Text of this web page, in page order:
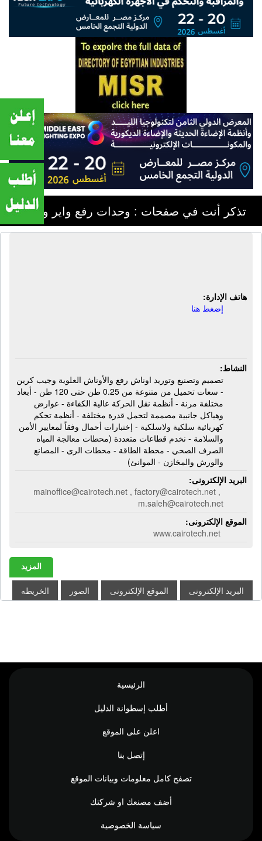
تذكر أنت في صفحات : وحدات رفع واير وجنزير
هاتف الإدارة:
إضغط هنا
النشاط:
تصميم وتصنيع وتوريد اوناش رفع والأوناش العلوية وجيب كرين
- سعات تحميل من متنوعة من 0.25 طن حتى 120 طن - أبعاد
مختلفة مرنة - أنظمة نقل الحركة عالية الكفاءة - عوارض
وهياكل جانبية مصممة لتحمل قدرة مختلفة - أنظمة تحكم
كهربائية سلكية ولاسلكية - إختبارات أحمال وفقاً لمعايير الأمن
والسلامة - نخدم قطاعات متعددة (محطات معالجة المياه
الصرف الصحي - محطة الطاقة - محطات الرى - المصانع
والورش والمخازن - الموانئ)
البريد الإلكترونى:
mainoffice@cairotech.net , factory@cairotech.net ,
m.saleh@cairotech.net
الموقع الإلكترونى:
www.cairotech.net
المزيد
البريد الإلكترونى الموقع الإلكترونى الصور الخريطه
الرئيسية
أطلب إسطوانة الدليل
اعلن على الموقع
إتصل بنا
تصفح كامل معلومات وبيانات الموقع
أضف مصنعك او شركتك
سياسة الخصوصية